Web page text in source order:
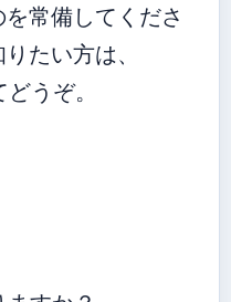
常備してくださ
たい方は、
うぞ。